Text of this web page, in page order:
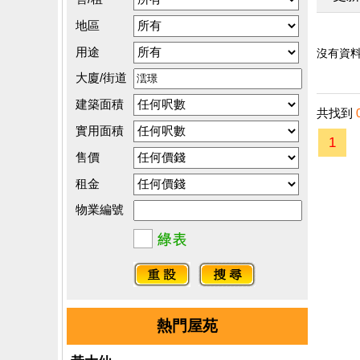
地區
用途
大廈/街道
建築面積
實用面積
售價
租金
物業編號
熱門屋苑
沒有資料
共找到
1